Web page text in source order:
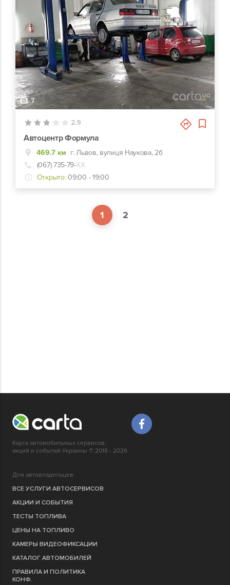
7
2.9
Автоцентр Формула
469.7 км г. Львов, вулиця Наукова, 2б
(067) 735-79-ХХ
Открыто: 09:00 - 19:00
1 2
Карта автомобильных сервисов,
акций и событий Украины © 2018 - 2026
Для автовладельцев
ВСЕ УСЛУГИ АВТОСЕРВИСОВ
АКЦИИ И СОБЫТИЯ
ТЕСТЫ ТОПЛИВА
ЦЕНЫ НА ТОПЛИВО
КАМЕРЫ ВИДЕОФИКСАЦИИ
КАТАЛОГ АВТОМОБИЛЕЙ
ПРАВИЛА И ПОЛИТИКА
КОНФ.